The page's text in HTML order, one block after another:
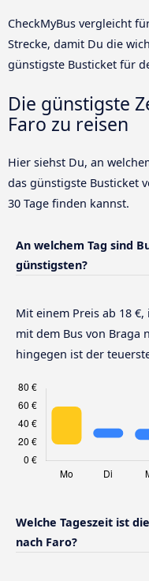
CheckMyBus vergleicht
Strecke, damit Du die
günstigste Busticket für
Die günstigste
Faro zu reisen
Hier siehst Du, an
das günstigste Busticket
30 Tage finden kannst.
An welchem Tag sind
günstigsten?
Mit einem Preis ab 18 €,
mit dem Bus von Braga
hingegen ist der
Welche Tageszeit ist
nach Faro?